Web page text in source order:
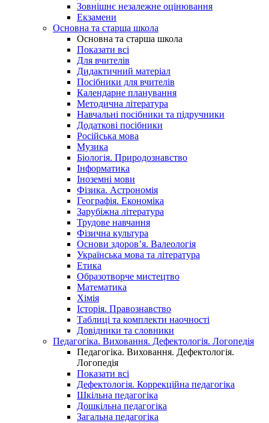
Зовнішнє незалежне оцінювання
Екзамени
Основна та старша школа
Основна та старша школа
Показати всі
Для вчителів
Дидактичний матеріал
Посібники для вчителів
Календарне планування
Методична література
Навчальні посібники та підручники
Додаткові посібники
Російська мова
Музика
Біологія. Природознавство
Інформатика
Іноземні мови
Фізика. Астрономія
Географія. Економіка
Зарубіжна література
Трудове навчання
Фізична культура
Основи здоров’я. Валеологія
Українська мова та література
Етика
Образотворче мистецтво
Математика
Хімія
Історія. Правознавство
Таблиці та комплекти наочності
Довідники та словники
Педагогіка. Виховання. Дефектологія. Логопедія
Педагогіка. Виховання. Дефектологія.
Логопедія
Показати всі
Дефектологія. Коррекційна педагогіка
Шкільна педагогіка
Дошкільна педагогіка
Загальна педагогіка